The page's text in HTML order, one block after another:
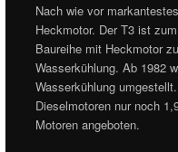
Nach wie vor
Heckmotor. Der T3 ist
Baureihe mit Heckmotor
Wasserkühlung. Ab 1982
Wasserkühlung
Dieselmotoren nur noch
Motoren angeboten.